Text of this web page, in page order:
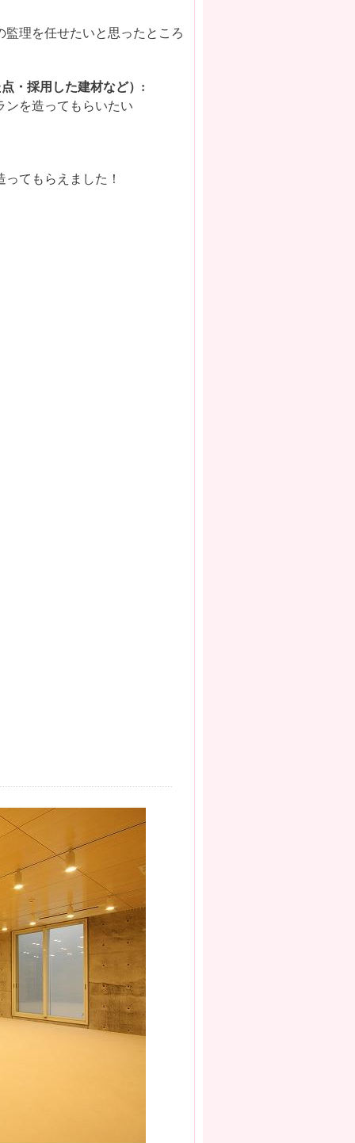
理を任せたいと思ったところ
・採用した建材など）:
を造ってもらいたい
てもらえました！